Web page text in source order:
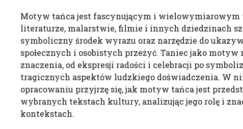
Motyw tańca jest fascynującym i wielowymiarowym
literaturze, malarstwie, filmie i innych dziedzinach
symboliczny środek wyrazu oraz narzędzie do
społecznych i osobistych przeżyć. Taniec jako motyw
znaczenia, od ekspresji radości i celebracji po
tragicznych aspektów ludzkiego doświadczenia. W
opracowaniu przyjrzę się, jak motyw tańca jest
wybranych tekstach kultury, analizując jego rolę i
kontekstach.